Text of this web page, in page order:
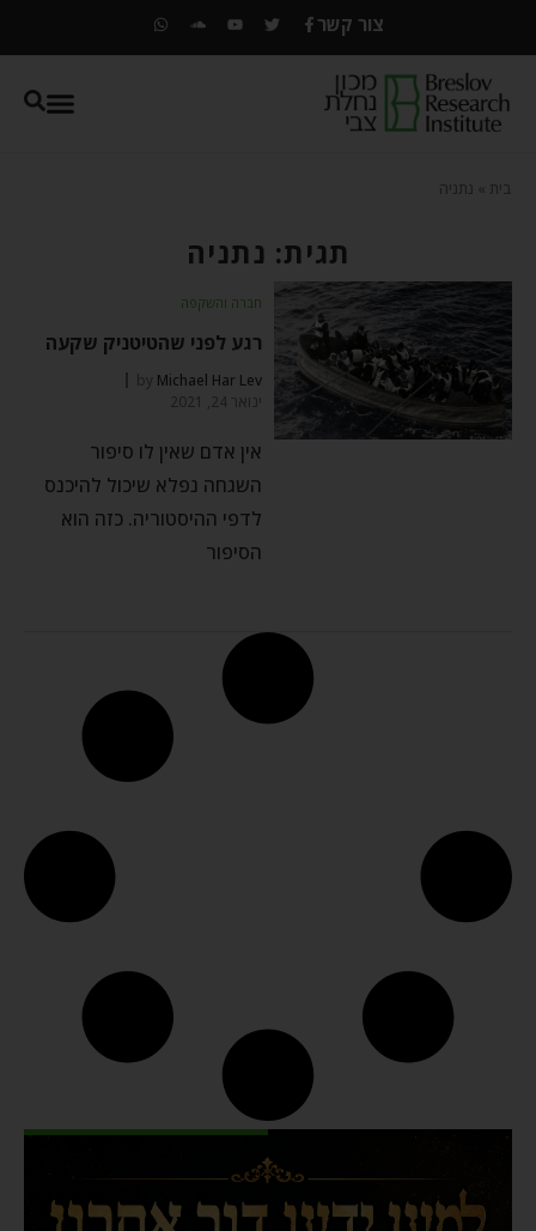
צור קשר
בית נתניה
תגית: נתניה
חברה והשקפה
רגע לפני שהטיטניק שקעה
by Michael Har Lev
ינואר 24, 2021
אין אדם שאין לו סיפור
השגחה נפלא שיכול להיכנס
לדפי ההיסטוריה. כזה הוא
הסיפור